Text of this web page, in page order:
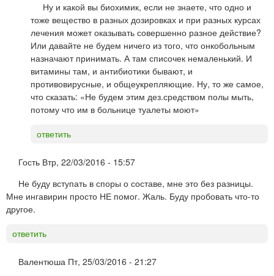
Ну и какой вы биохимик, если не знаете, что одно и
тоже вещество в разных дозировках и при разных курсах
лечения может оказывать совершенно разное действие?
Или давайте не будем ничего из того, что онкобольным
назначают принимать. А там списочек немаленький. И
витамины там, и антибиотики бывают, и
противовирусные, и общеукрепляющие. Ну, то же самое,
что сказать: «Не будем этим дез.средством полы мыть,
потому что им в больнице туалеты моют»
ответить
Гость Втр, 22/03/2016 - 15:57
Не буду вступать в споры о составе, мне это без разницы.
Мне ингавирин просто НЕ помог. Жаль. Буду пробовать что-то
другое.
ответить
Валентюша Пт, 25/03/2016 - 21:27